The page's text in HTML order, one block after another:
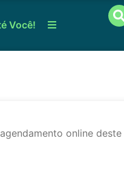
Você!
online deste